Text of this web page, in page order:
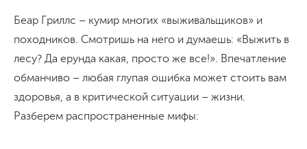
Беар Гриллс – кумир многих «выживальщиков» и
походников. Смотришь на него и думаешь: «Выжить в
лесу? Да ерунда какая, просто же все!». Впечатление
обманчиво – любая глупая ошибка может стоить вам
здоровья, а в критической ситуации – жизни.
Разберем распространенные мифы: